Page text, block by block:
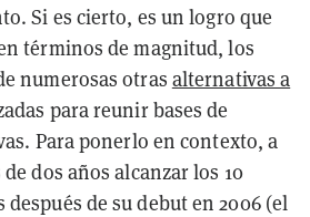
Si es cierto, es un logro que
términos de magnitud, los
numerosas otras alternativas a
para reunir bases de
Para ponerlo en contexto, a
dos años alcanzar los 10
de su debut en 2006 (el